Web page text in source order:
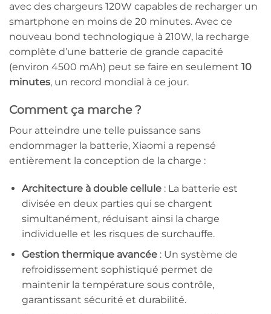
avec des chargeurs 120W capables de recharger un
smartphone en moins de 20 minutes. Avec ce
nouveau bond technologique à 210W, la recharge
complète d’une batterie de grande capacité
(environ 4500 mAh) peut se faire en seulement 10
minutes, un record mondial à ce jour.
Comment ça marche ?
Pour atteindre une telle puissance sans
endommager la batterie, Xiaomi a repensé
entièrement la conception de la charge :
Architecture à double cellule: La batterie est
divisée en deux parties qui se chargent
simultanément, réduisant ainsi la charge
individuelle et les risques de surchauffe.
Gestion thermique avancée: Un système de
refroidissement sophistiqué permet de
maintenir la température sous contrôle,
garantissant sécurité et durabilité.